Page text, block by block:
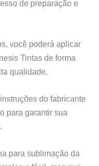
de preparação e
você poderá aplicar
Tintas de forma
qualidade.
do fabricante
para garantir sua
para sublimação da